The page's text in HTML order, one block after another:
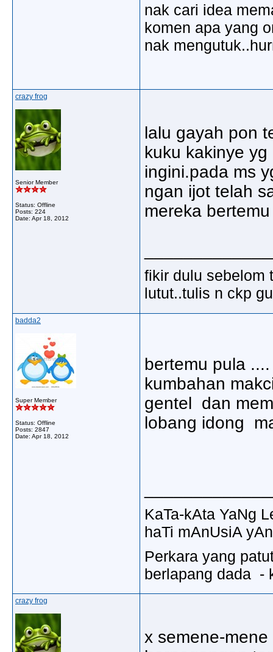
nak cari idea
komen apa yang
nak
crazy frog
Senior Member
Status: Offline
Posts: 224
Date: Apr 18, 2012
lalu gayah pon
kuku kakinye
ingini.pada ms
ngan ijot telah
mereka
fikir dulu sebelom
lutut..tulis n ckp
badda2
Super Member
Status: Offline
Posts: 2847
Date: Apr 18, 2012
bertemu pula
kumbahan
gentel dan
lobang idong
KaTa-kAta YaNg
haTi mAnUsiA
Perkara yang
berlapang dada -
crazy frog
x semene-